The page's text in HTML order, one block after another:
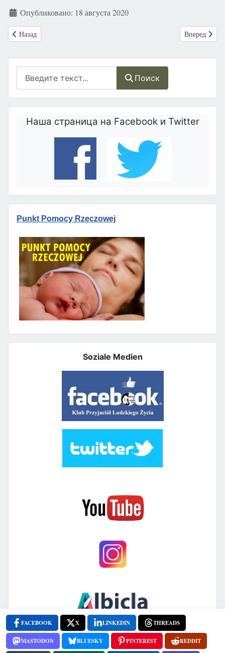
Поиск
Наша страница на Facebook и Twitter
Punkt Pomocy Rzeczowej
Soziale Medien
FACEBOOK X LINKEDIN THREADS
MASTODON BLUESKY PINTEREST REDDIT
Опубликовано: 18 августа 2020
Предыдущий: Италия: Позволяет фармакологический аборт без
Назад Следующий:
Вперед